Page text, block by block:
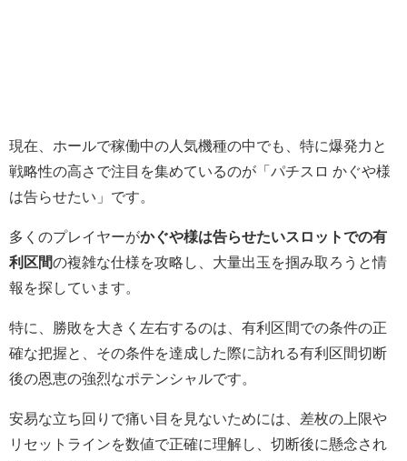
現在、ホールで稼働中の人気機種の中でも、特に爆発力と
戦略性の高さで注目を集めているのが「パチスロ かぐや様
は告らせたい」です。
多くのプレイヤーがかぐや様は告らせたいスロットでの有
利区間の複雑な仕様を攻略し、大量出玉を掴み取ろうと情
報を探しています。
特に、勝敗を大きく左右するのは、有利区間での条件の正
確な把握と、その条件を達成した際に訪れる有利区間切断
後の恩恵の強烈なポテンシャルです。
安易な立ち回りで痛い目を見ないためには、差枚の上限や
リセットラインを数値で正確に理解し、切断後に懸念され